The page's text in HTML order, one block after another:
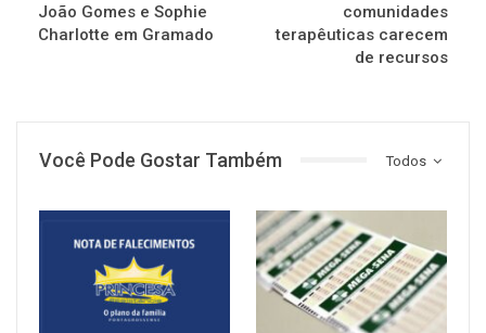
João Gomes e Sophie
Charlotte em Gramado
comunidades
terapêuticas carecem
de recursos
Todos
Você Pode Gostar Também
NOTÍCIAS